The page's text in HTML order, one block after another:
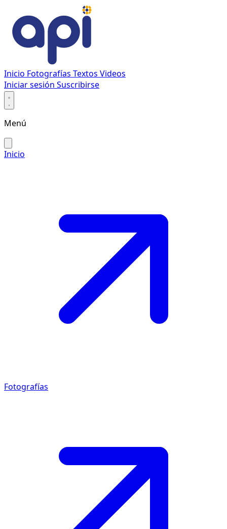
Inicio Fotografías Textos Videos
Iniciar sesión Suscribirse
Menú
Inicio
Fotografías